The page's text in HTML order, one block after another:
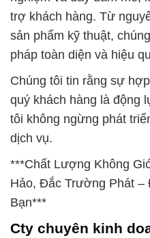
trợ khách hàng. Từ
sản phẩm kỹ thuật,
pháp toàn diện và hiệu
Chúng tôi tin rằng sự
quý khách hàng là động
tôi không ngừng phát
dịch vụ.
***Chất Lượng Không
Hảo, Đắc Trường Phát –
Bạn***
Cty chuyên kinh